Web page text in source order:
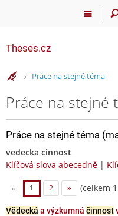
Theses.cz
>Práce na stejné téma
Práce na stejné
Práce na stejné téma
vedecka cinnost
Klíčová slova abecedně |
« 1 2 » (celkem
Vědecká a výzkumná činnost